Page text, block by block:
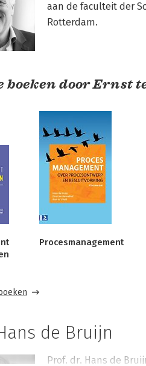
aan de faculteit der
Rotterdam.
boeken door Ernst
Procesmanagement
de Bruijn
Prof. dr. Hans de